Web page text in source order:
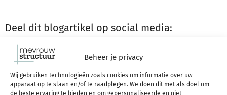
Beheer je privacy
Wij gebruiken technologieën zoals cookies om informatie over uw
apparaat op te slaan en/of te raadplegen. We doen dit met als doel om
de beste ervaring te bieden en om gepersonaliseerde en niet-
Deel dit blogartikel op social media: